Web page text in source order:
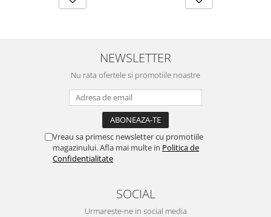
NEWSLETTER
Nu rata ofertele si promotiile noastre
Vreau sa primesc newsletter cu promotiile
magazinului. Afla mai multe in Politica de
Confidentialitate
SOCIAL
Urmareste-ne in social media